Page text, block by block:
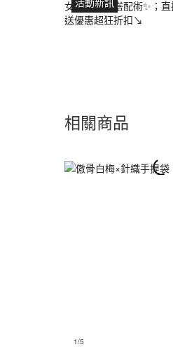
相關商品
1/5